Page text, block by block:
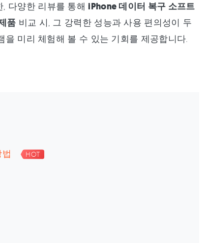
, 다양한 리뷰를 통해iPhone 데이터 복구 소프트
품 비교 시, 그 강력한 성능과 사용 편의성이 두
미리 체험해 볼 수 있는 기회를 제공합니다.
HOT